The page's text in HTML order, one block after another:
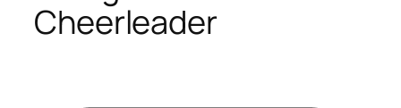
Cheerleader